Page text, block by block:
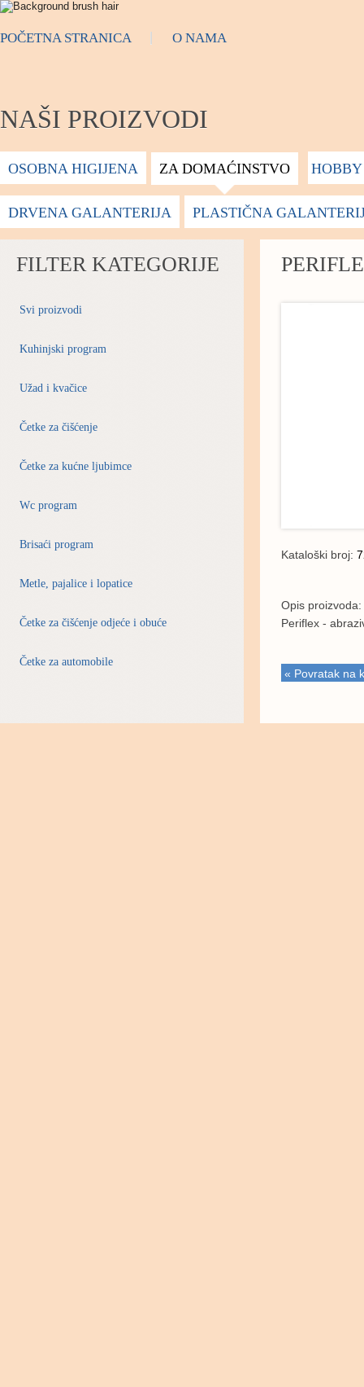
POČETNA STRANICA O NAMA
NAŠI PROIZVODI
OSOBNA HIGIJENA ZA DOMAĆINSTVO
DRVENA GALANTERIJA PLASTIČNA
FILTER KATEGORIJE
Svi proizvodi
Kuhinjski program
Užad i kvačice
Četke za čišćenje
Četke za kućne ljubimce
Wc program
Brisaći program
Metle, pajalice i lopatice
Četke za čišćenje odjeće i obuće
Četke za automobile
Kataloški broj:
Opis proizvoda:
Periflex -
« Povratak na